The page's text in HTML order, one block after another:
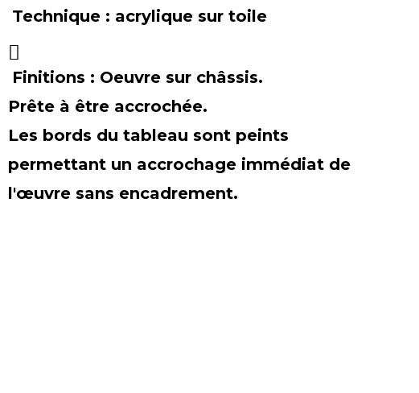
Technique : acrylique sur toile
Finitions : Oeuvre sur châssis.
Prête à être accrochée.
Les bords du tableau sont peints
permettant un accrochage immédiat de
l'œuvre sans encadrement.